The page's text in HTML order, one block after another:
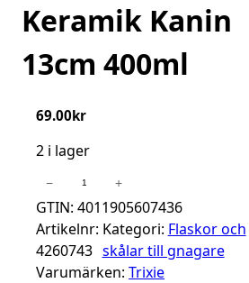
Keramik Kanin
13cm 400ml
69.00kr
2 i lager
Matskål
I
Keramik
Kanin
13cm
− +
GTIN: 4011905607436
Artikelnr:
4260743
Kategori: Flaskor och
skålar till gnagare
Varumärken: Trixie